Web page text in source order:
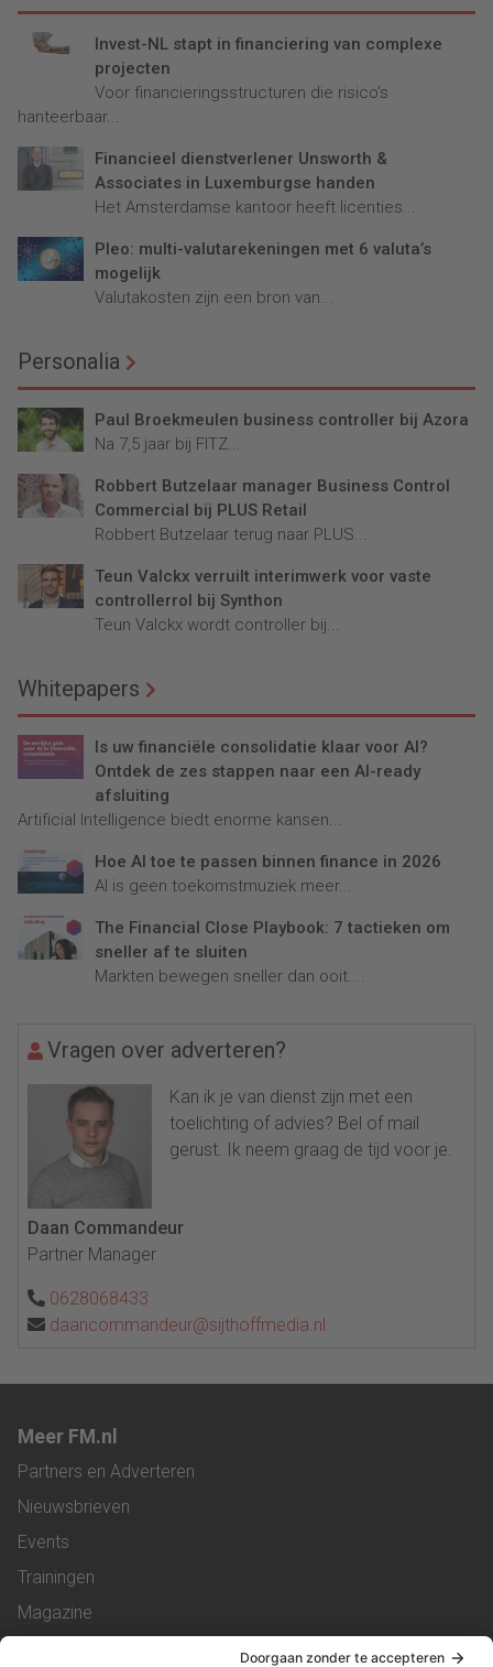
Invest-NL stapt in financiering van complexe
projecten
Voor financieringsstructuren die risico’s
hanteerbaar...
Financieel dienstverlener Unsworth &
Associates in Luxemburgse handen
Het Amsterdamse kantoor heeft licenties...
Pleo: multi-valutarekeningen met 6 valuta’s
mogelijk
Valutakosten zijn een bron van...
Personalia
Paul Broekmeulen business controller bij Azora
Na 7,5 jaar bij FITZ...
Robbert Butzelaar manager Business Control
Commercial bij PLUS Retail
Robbert Butzelaar terug naar PLUS...
Teun Valckx verruilt interimwerk voor vaste
controllerrol bij Synthon
Teun Valckx wordt controller bij...
Whitepapers
Is uw financiële consolidatie klaar voor AI?
Ontdek de zes stappen naar een AI-ready
afsluiting
Artificial Intelligence biedt enorme kansen...
Hoe AI toe te passen binnen finance in 2026
AI is geen toekomstmuziek meer...
The Financial Close Playbook: 7 tactieken om
sneller af te sluiten
Markten bewegen sneller dan ooit....
Vragen over adverteren?
Kan ik je van dienst zijn met een
toelichting of advies? Bel of mail
gerust. Ik neem graag de tijd voor je.
Daan Commandeur
Partner Manager
0628068433
daancommandeur@sijthoffmedia.nl
Meer FM.nl
Partners en Adverteren
Nieuwsbrieven
Events
Trainingen
Magazine